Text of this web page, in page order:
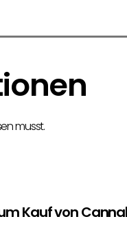
musst.
Kauf von